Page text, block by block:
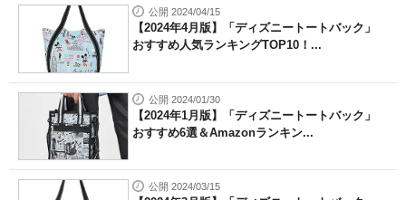
公開 2024/04/15
【2024年4月版】「ディズニートートバック」
おすすめ人気ランキングTOP10！...
公開 2024/01/30
【2024年1月版】「ディズニートートバック」
おすすめ6選＆Amazonランキン...
公開 2024/03/15